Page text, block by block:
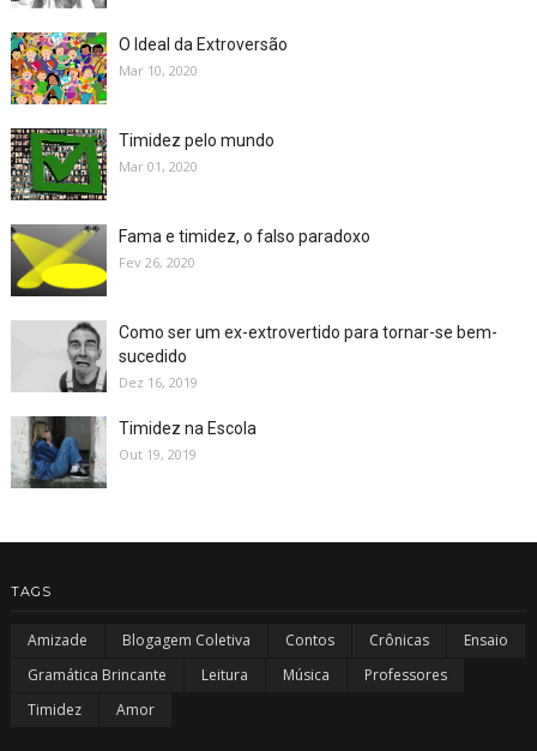
O Ideal da Extroversão
Mar 10, 2020
Timidez pelo mundo
Mar 01, 2020
Fama e timidez, o falso paradoxo
Fev 26, 2020
Como ser um ex-extrovertido para tornar-se bem-
sucedido
Dez 16, 2019
Timidez na Escola
Out 19, 2019
TAGS
Amizade Blogagem Coletiva Contos Crônicas
Ensaio
Gramática Brincante
Leitura Música
Professores
Timidez
Amor